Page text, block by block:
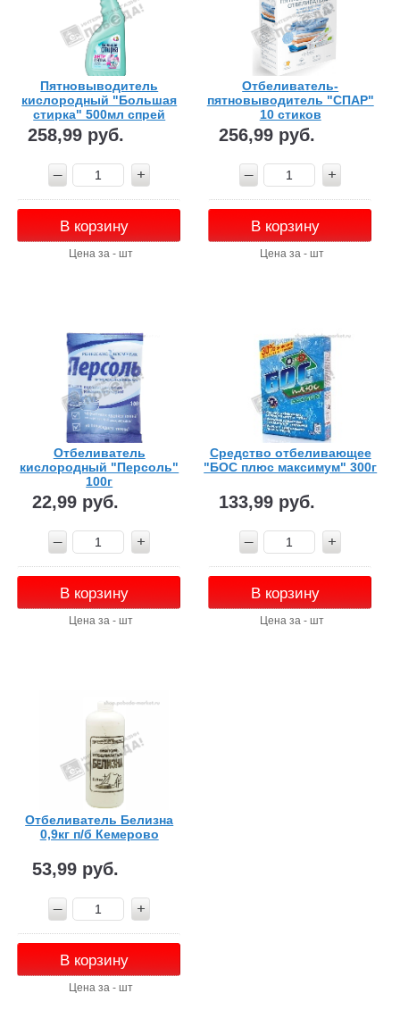
Пятновыводитель
кислородный "Большая
стирка" 500мл спрей
258,99 руб.
В корзину
Цена за - шт
Отбеливатель-
пятновыводитель "СПАР"
10 стиков
256,99 руб.
В корзину
Цена за - шт
Отбеливатель
кислородный "Персоль"
100г
22,99 руб.
В корзину
Цена за - шт
Средство отбеливающее
"БОС плюс максимум" 300г
133,99 руб.
В корзину
Цена за - шт
Отбеливатель Белизна
0,9кг п/б Кемерово
53,99 руб.
В корзину
Цена за - шт